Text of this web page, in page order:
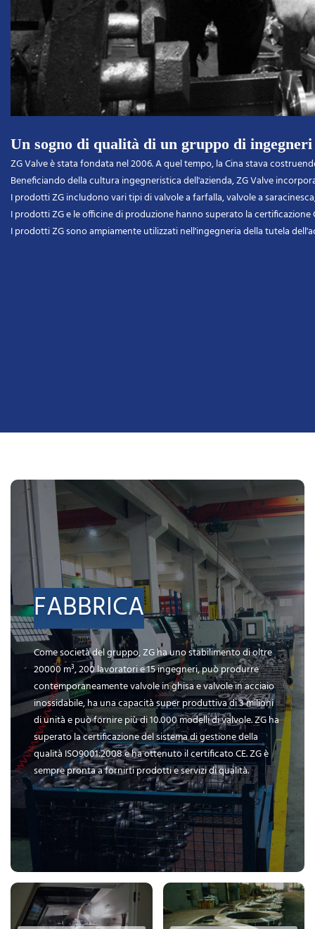
Un sogno di qualità di un gruppo di ingegneri
ZG Valve è stata fondata nel 2006. A quel tempo, la Cina stava
Beneficiando della cultura ingegneristica dell'azienda, ZG Valve
I prodotti ZG includono vari tipi di valvole a farfalla, valvole a
I prodotti ZG e le officine di produzione hanno superato la
I prodotti ZG sono ampiamente utilizzati nell'ingegneria della tutela
FABBRICA
Come società del gruppo, ZG ha uno stabilimento di oltre
20000 m³, 200 lavoratori e 15 ingegneri, può produrre
contemporaneamente valvole in ghisa e valvole in acciaio
inossidabile, ha una capacità super produttiva di 3 milioni
di unità e può fornire più di 10.000 modelli di valvole. ZG ha
superato la certificazione del sistema di gestione della
qualità ISO9001:2008 e ha ottenuto il certificato CE. ZG è
sempre pronta a fornirti prodotti e servizi di qualità.